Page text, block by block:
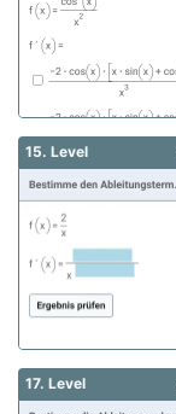
15. Level
17. Level